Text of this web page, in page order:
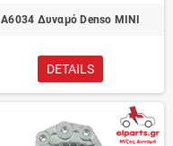
A6034 Δυναμό Denso MINI
DETAILS